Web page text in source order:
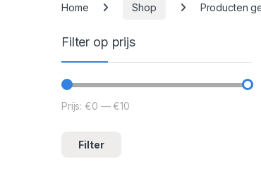
Home Shop Producten
Filter op prijs
Min. prijs
Max. prijs
Filter
Prijs: €0 — €10